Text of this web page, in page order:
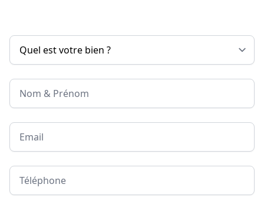
Nom & Prénom
Email
Téléphone